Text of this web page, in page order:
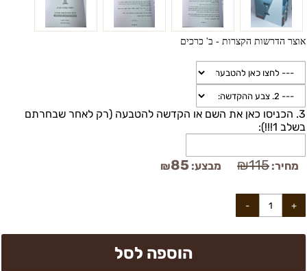
אוצר הדרשות הקצרות - ב' כרכים
3. הכניסו כאן את השם או הקדשה להטבעה (רק לאחר שבחרתם
בשלב 1!!!):
מחיר: ₪115 מבצע: ₪85
הוספה לסל